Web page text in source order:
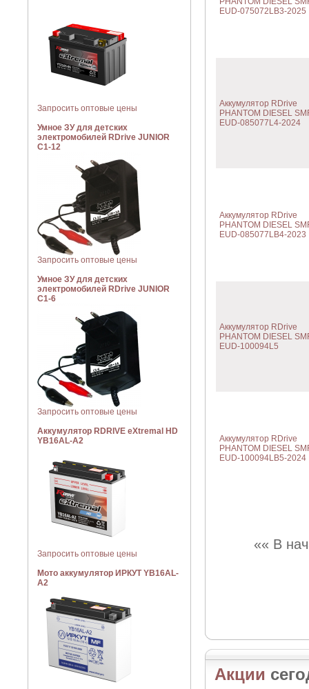
Запросить оптовые цены
Умное ЗУ для детских
электромобилей RDrive JUNIOR
C1-12
Запросить оптовые цены
Умное ЗУ для детских
электромобилей RDrive JUNIOR
C1-6
Запросить оптовые цены
Аккумулятор RDRIVE eXtremal HD
YB16AL-A2
Запросить оптовые цены
Мото аккумулятор ИРКУТ YB16AL-
A2
EUD-075072LB3-2025
Аккумулятор RDrive
PHANTOM DIESEL
EUD-085077L4-2024
Аккумулятор RDrive
PHANTOM DIESEL
EUD-085077LB4-2023
Аккумулятор RDrive
PHANTOM DIESEL
EUD-100094L5
Аккумулятор RDrive
PHANTOM DIESEL
EUD-100094LB5-2024
«« В
Акции